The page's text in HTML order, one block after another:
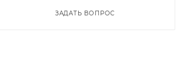
ЗАДАТЬ ВОПРОС